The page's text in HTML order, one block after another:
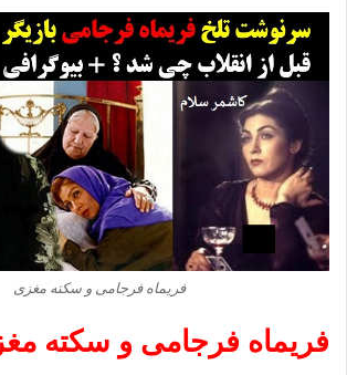
فریماه فرجامی و سکته مغزی
فریماه فرجامی و سکته